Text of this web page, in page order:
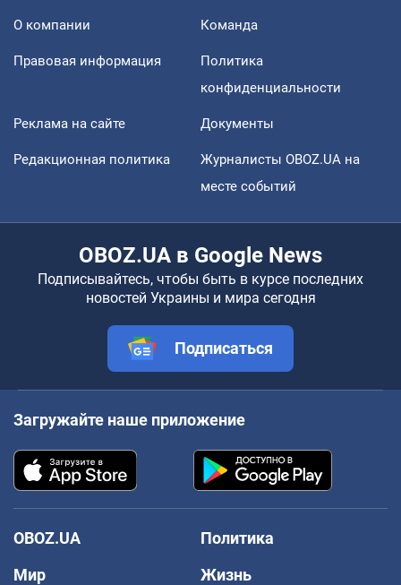
О компании Команда
Правовая информация
Политика
конфиденциальности
Реклама на сайте Документы
Редакционная политика
Журналисты OBOZ.UA на
месте событий
OBOZ.UA в Google News
Подписывайтесь, чтобы быть в курсе последних
новостей Украины и мира сегодня
Подписаться
Загружайте наше приложение
OBOZ.UA
Политика
Мир
Жизнь